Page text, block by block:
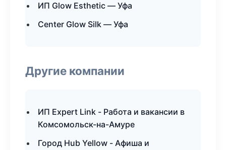
ИП Glow Esthetic — Уфа
Center Glow Silk — Уфа
Другие компании
ИП Expert Link - Работа и вакансии в
Комсомольск-на-Амуре
Город Hub Yellow - Афиша и